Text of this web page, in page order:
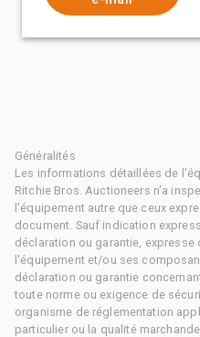
Généralités
Les informations détaillées de
Ritchie Bros. Auctioneers n'a
l'équipement autre que ceux
document. Sauf indication
déclaration ou garantie,
l'équipement et/ou ses
déclaration ou garantie
toute norme ou exigence de
organisme de réglementation
particulier ou la qualité